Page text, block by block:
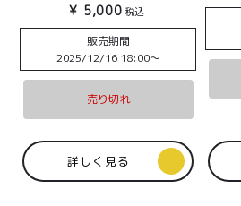
¥ 5,000 税込
販売期間
2025/12/16 18:00〜
売り切れ
詳しく見る